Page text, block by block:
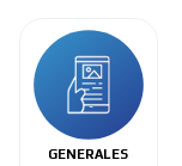
GENERALES